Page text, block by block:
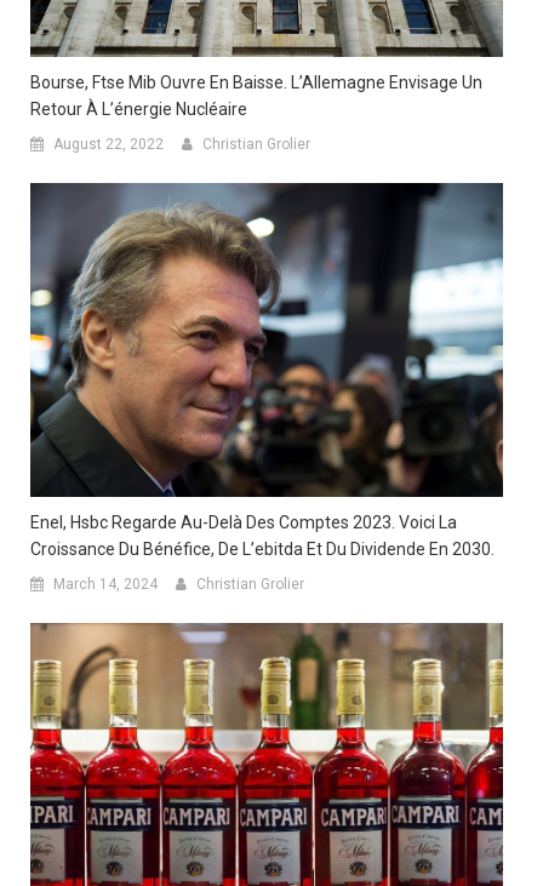
Bourse, Ftse Mib Ouvre En Baisse. L’Allemagne Envisage Un
Retour À L’énergie Nucléaire
August 22, 2022 Christian Grolier
Enel, Hsbc Regarde Au-Delà Des Comptes 2023. Voici La
Croissance Du Bénéfice, De L’ebitda Et Du Dividende En 2030.
March 14, 2024 Christian Grolier